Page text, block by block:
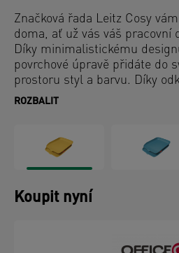
Značková řada Leitz Cosy
doma, ať už vás váš pracovní
Díky minimalistickému
povrchové úpravě přidáte do
prostoru styl a barvu. Díky
můžete mít dokumenty
domova nebo kanceláře,
vám pomůže pracovat
ROZBALIT
Koupit nyní